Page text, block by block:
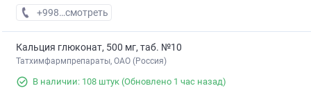
+998 (95) XXX-XX-XX
смотреть
Кальция глюконат, 500 мг, таб. №10
Татхимфармпрепараты, ОАО (Россия)
В наличии: 108 штук (Обновлено 1 час назад)